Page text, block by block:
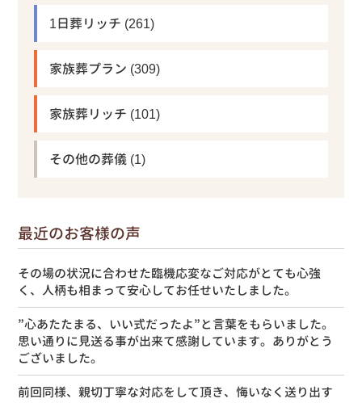
1日葬リッチ (261)
家族葬プラン (309)
家族葬リッチ (101)
その他の葬儀 (1)
最近のお客様の声
その場の状況に合わせた臨機応変なご対応がとても心強
く、人柄も相まって安心してお任せいたしました。
”心あたたまる、いい式だったよ”と言葉をもらいました。
思い通りに見送る事が出来て感謝しています。ありがとう
ございました。
前回同様、親切丁寧な対応をして頂き、悔いなく送り出す